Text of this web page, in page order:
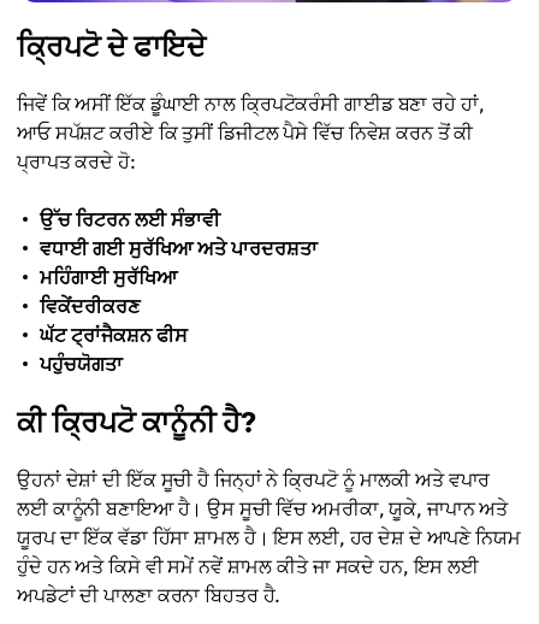
ਕ੍ਰਿਪਟੋ ਦੇ ਫਾਇਦੇ
ਜਿਵੇਂ ਕਿ ਅਸੀਂ ਇੱਕ ਡੂੰਘਾਈ ਨਾਲ ਕ੍ਰਿਪਟੋਕਰੰਸੀ ਗਾਈਡ ਬਣਾ ਰਹੇ ਹਾਂ,
ਆਓ ਸਪੱਸ਼ਟ ਕਰੀਏ ਕਿ ਤੁਸੀਂ ਡਿਜੀਟਲ ਪੈਸੇ ਵਿੱਚ ਨਿਵੇਸ਼ ਕਰਨ ਤੋਂ ਕੀ
ਪ੍ਰਾਪਤ ਕਰਦੇ ਹੋ:
ਉੱਚ ਰਿਟਰਨ ਲਈ ਸੰਭਾਵੀ
ਵਧਾਈ ਗਈ ਸੁਰੱਖਿਆ ਅਤੇ ਪਾਰਦਰਸ਼ਤਾ
ਮਹਿੰਗਾਈ ਸੁਰੱਖਿਆ
ਵਿਕੇਂਦਰੀਕਰਣ
ਘੱਟ ਟ੍ਰਾਂਜੈਕਸ਼ਨ ਫੀਸ
ਪਹੁੰਚਯੋਗਤਾ
ਕੀ ਕ੍ਰਿਪਟੋ ਕਾਨੂੰਨੀ ਹੈ?
ਉਹਨਾਂ ਦੇਸ਼ਾਂ ਦੀ ਇੱਕ ਸੂਚੀ ਹੈ ਜਿਨ੍ਹਾਂ ਨੇ ਕ੍ਰਿਪਟੋ ਨੂੰ ਮਾਲਕੀ ਅਤੇ ਵਪਾਰ
ਲਈ ਕਾਨੂੰਨੀ ਬਣਾਇਆ ਹੈ। ਉਸ ਸੂਚੀ ਵਿੱਚ ਅਮਰੀਕਾ, ਯੂਕੇ, ਜਾਪਾਨ ਅਤੇ
ਯੂਰਪ ਦਾ ਇੱਕ ਵੱਡਾ ਹਿੱਸਾ ਸ਼ਾਮਲ ਹੈ। ਇਸ ਲਈ, ਹਰ ਦੇਸ਼ ਦੇ ਆਪਣੇ ਨਿਯਮ
ਹੁੰਦੇ ਹਨ ਅਤੇ ਕਿਸੇ ਵੀ ਸਮੇਂ ਨਵੇਂ ਸ਼ਾਮਲ ਕੀਤੇ ਜਾ ਸਕਦੇ ਹਨ, ਇਸ ਲਈ
ਅਪਡੇਟਾਂ ਦੀ ਪਾਲਣਾ ਕਰਨਾ ਬਿਹਤਰ ਹੈ.